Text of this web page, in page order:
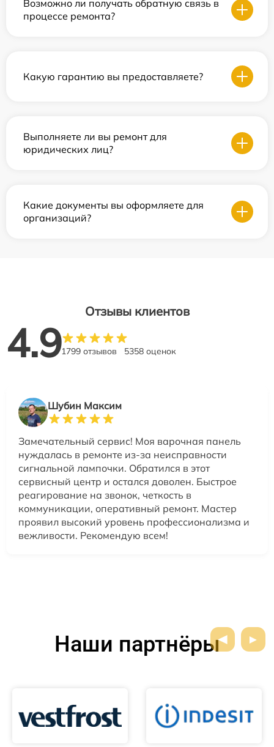
Возможно ли получать обратную связь в
процессе ремонта?
Какую гарантию вы предоставляете?
Выполняете ли вы ремонт для
юридических лиц?
Какие документы вы оформляете для
организаций?
Отзывы клиентов
4.91799 отзывов 5358 оценок
Шубин Максим
Замечательный сервис! Моя варочная панель
нуждалась в ремонте из-за неисправности
сигнальной лампочки. Обратился в этот
сервисный центр и остался доволен. Быстрое
реагирование на звонок, четкость в
коммуникации, оперативный ремонт. Мастер
проявил высокий уровень профессионализма и
вежливости. Рекомендую всем!
Наши партнёры